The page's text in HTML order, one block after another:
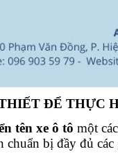
ĐỂ THỰC
tên xe ô tô một
chuẩn bị đầy đủ các